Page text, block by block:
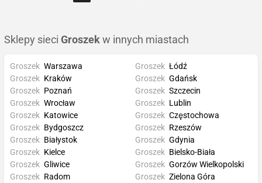
Sklepy sieci Groszek w innych miastach
Groszek Warszawa
Groszek Kraków
Groszek Poznań
Groszek Wrocław
Groszek Łódź
Groszek Gdańsk
Groszek Szczecin
Groszek Lublin
Groszek Katowice
Groszek Bydgoszcz
Groszek Białystok
Groszek Kielce
Groszek Częstochowa
Groszek Rzeszów
Groszek Gdynia
Groszek Bielsko-Biała
Groszek Gliwice
Groszek Radom
Groszek Gorzów Wielkopolski
Groszek Zielona Góra